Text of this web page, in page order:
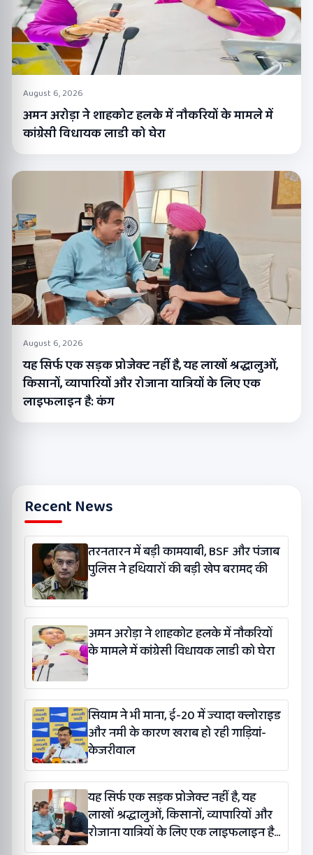
August 6, 2026
अमन अरोड़ा ने शाहकोट हलके में नौकरियों के मामले में
कांग्रेसी विधायक लाडी को घेरा
August 6, 2026
यह सिर्फ एक सड़क प्रोजेक्ट नहीं है, यह लाखों श्रद्धालुओं,
किसानों, व्यापारियों और रोजाना यात्रियों के लिए एक
लाइफलाइन है: कंग
Recent News
तरनतारन में बड़ी कामयाबी, BSF और पंजाब
पुलिस ने हथियारों की बड़ी खेप बरामद की
अमन अरोड़ा ने शाहकोट हलके में नौकरियों
के मामले में कांग्रेसी विधायक लाडी को घेरा
सियाम ने भी माना, ई-20 में ज्यादा क्लोराइड
और नमी के कारण खराब हो रही गाड़ियां-
केजरीवाल
यह सिर्फ एक सड़क प्रोजेक्ट नहीं है, यह
लाखों श्रद्धालुओं, किसानों, व्यापारियों और
रोजाना यात्रियों के लिए एक लाइफलाइन है:
कंग